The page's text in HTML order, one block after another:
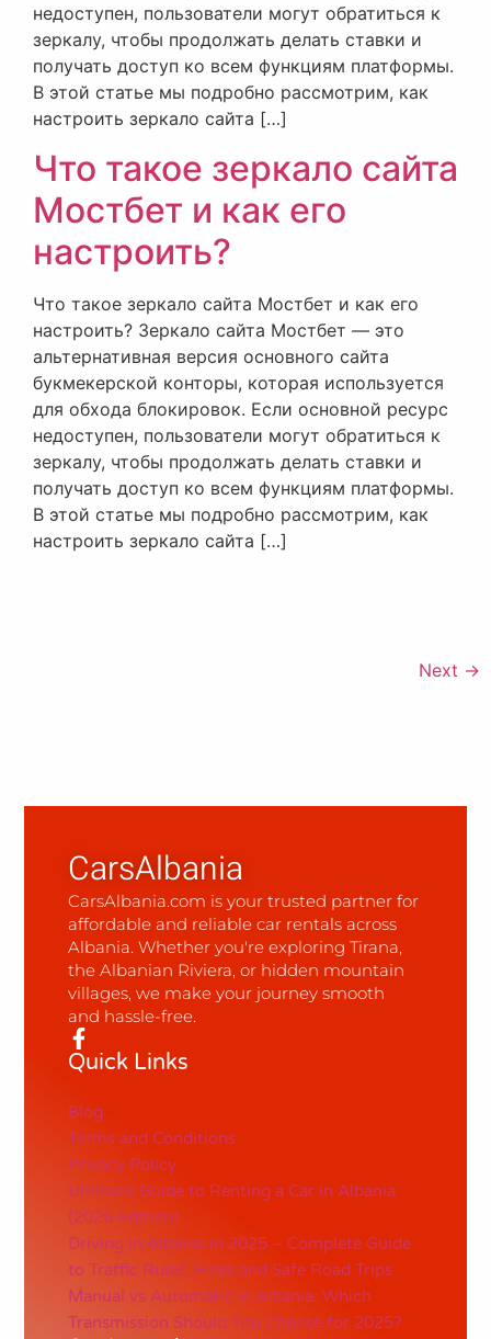
недоступен, пользователи могут обратиться к
зеркалу, чтобы продолжать делать ставки и
получать доступ ко всем функциям платформы.
В этой статье мы подробно рассмотрим, как
настроить зеркало сайта […]
Что такое зеркало сайта
Мостбет и как его
настроить?
Что такое зеркало сайта Мостбет и как его
настроить? Зеркало сайта Мостбет — это
альтернативная версия основного сайта
букмекерской конторы, которая используется
для обхода блокировок. Если основной ресурс
недоступен, пользователи могут обратиться к
зеркалу, чтобы продолжать делать ставки и
получать доступ ко всем функциям платформы.
В этой статье мы подробно рассмотрим, как
настроить зеркало сайта […]
Next →
CarsAlbania
CarsAlbania.com is your trusted partner for
affordable and reliable car rentals across
Albania. Whether you're exploring Tirana,
the Albanian Riviera, or hidden mountain
villages, we make your journey smooth
and hassle-free.
Quick Links
Blog
Terms and Conditions
Privacy Policy
Ultimate Guide to Renting a Car in Albania
(2026 Edition)
Driving in Albania in 2025 – Complete Guide
to Traffic Rules, Fines and Safe Road Trips
Manual vs Automatic in Albania: Which
Transmission Should You Choose for 2025?